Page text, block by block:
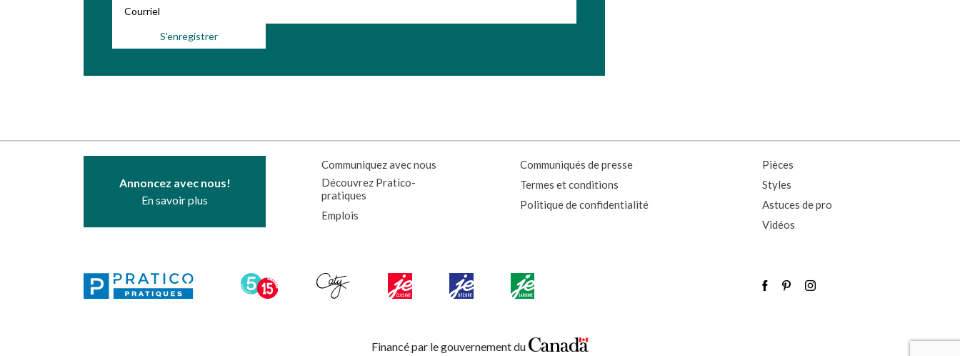
Annoncez avec nous!
En savoir plus
Communiquez avec nous
Découvrez Pratico-
pratiques
Emplois
Communiqués de presse
Termes et conditions
Politique de confidentialité
Pièces
Styles
Astuces de pro
Vidéos
Financé par le gouvernement du